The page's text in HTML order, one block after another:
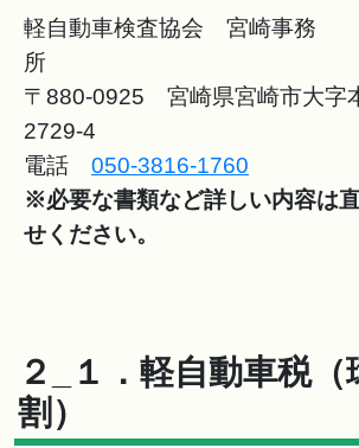
軽自動車検査協会 宮崎事務
〒880-0925 宮崎県宮崎市大字
2729-4
電話 050-3816-1760
※必要な書類など詳しい内容は
せください。
２_１．軽自動車税（
割）